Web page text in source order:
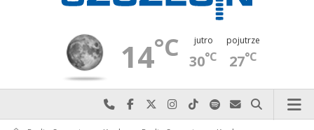
14°C jutro
30°C
pojutrze
27°C
Najlepiej po prostu do nas zadzwoń
Odwiedź nas na Facebook-u
Odwiedź nas na X
Odwiedź nas na Instagram-ie
Odwiedź nas na TikTok-u
Szukaj nas na Spotify
Wyślij do nas
Szukaj